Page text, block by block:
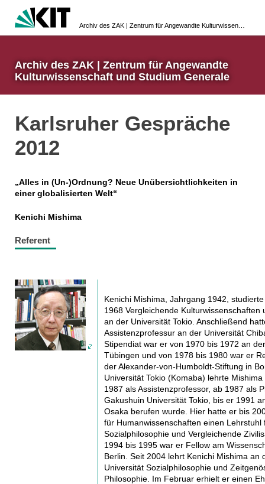
Archiv des ZAK | Zentrum für Angewandte
Kulturwissenschaft und Studium Generale
Karlsruher Gespräche
2012
„Alles in (Un-)Ordnung? Neue Unübersichtlichkeiten in
einer globalisierten Welt“
Kenichi Mishima
Referent
Kenichi Mishima, Jahrgang 1942,
1968 Vergleichende Kulturwissenschaften
an der Universität Tokio. Anschließend
Assistenzprofessur an der Universität
Stipendiat war er von 1970 bis 1972 an
Tübingen und von 1978 bis 1980 war er
der Alexander-von-Humboldt-Stiftung in
Universität Tokio (Komaba) lehrte
1987 als Assistenzprofessor, ab 1987 als
Gakushuin Universität Tokio, bis er 1991
Osaka berufen wurde. Hier hatte er bis
für Humanwissenschaften einen Lehrstuhl
Sozialphilosophie und Vergleichende
1994 bis 1995 war er Fellow am
Berlin. Seit 2004 lehrt Kenichi Mishima an
Universität Sozialphilosophie und
Philosophie. Im Februar erhielt er einen